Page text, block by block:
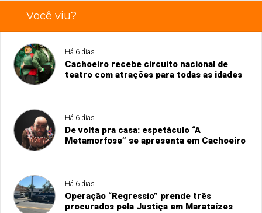
Você viu?
Há 6 dias
Cachoeiro recebe circuito nacional de
teatro com atrações para todas as idades
Há 6 dias
De volta pra casa: espetáculo “A
Metamorfose” se apresenta em Cachoeiro
Há 6 dias
Operação “Regressio” prende três
procurados pela Justiça em Marataízes